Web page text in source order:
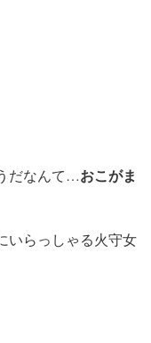
だなんて…おこがま
いらっしゃる火守女